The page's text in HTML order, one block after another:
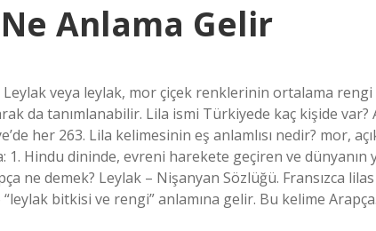
Anlama Gelir
Leylak veya leylak, mor çiçek renklerinin ortalama
da tanımlanabilir. Lila ismi Türkiyede kaç kişide var?
her 263. Lila kelimesinin eş anlamlısı nedir? mor,
1. Hindu dininde, evreni harekete geçiren ve dünyanın
ne demek? Leylak – Nişanyan Sözlüğü. Fransızca
bitkisi ve rengi” anlamına gelir. Bu kelime